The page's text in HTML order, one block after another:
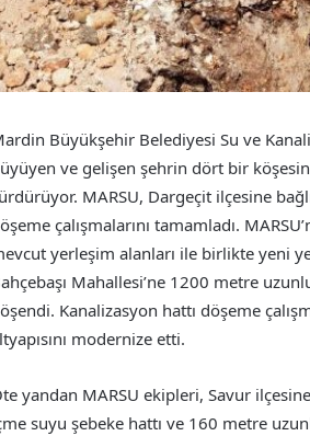
Büyükşehir Belediyesi Su ve
ve gelişen şehrin dört bir
MARSU, Dargeçit ilçesine
çalışmalarını tamamladı.
yerleşim alanları ile birlikte yeni
Mahallesi’ne 1200 metre
Kanalizasyon hattı döşeme
modernize etti.
yandan MARSU ekipleri, Savur
suyu şebeke hattı ve 160 metre